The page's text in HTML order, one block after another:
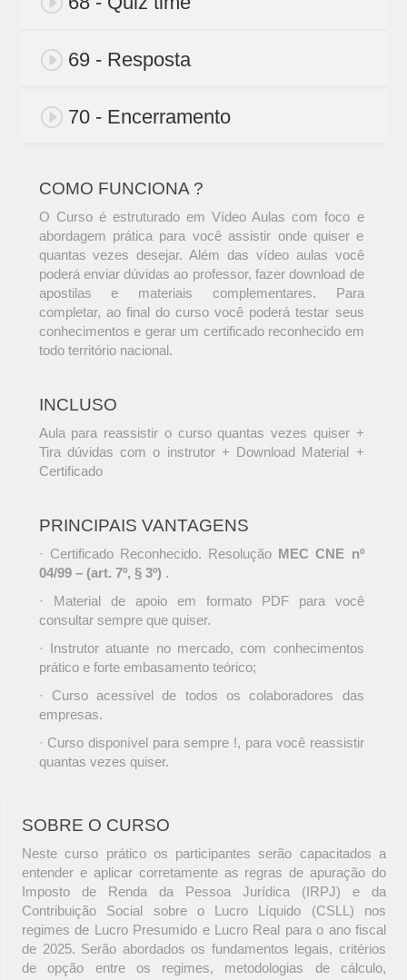
69 - Resposta
70 - Encerramento
COMO FUNCIONA ?
O Curso é estruturado em Vídeo Aulas com foco e
abordagem prática para você assistir onde quiser e
quantas vezes desejar. Além das vídeo aulas você
poderá enviar dúvidas ao professor, fazer download de
apostilas e materiais complementares. Para
completar, ao final do curso você poderá testar seus
conhecimentos e gerar um certificado reconhecido em
todo território nacional.
INCLUSO
Aula para reassistir o curso quantas vezes quiser +
Tira dúvidas com o instrutor + Download Material +
Certificado
PRINCIPAIS VANTAGENS
· Certificado Reconhecido. Resolução MEC CNE nº
04/99 – (art. 7º, § 3º) .
· Material de apoio em formato PDF para você
consultar sempre que quiser.
· Instrutor atuante no mercado, com conhecimentos
prático e forte embasamento teórico;
· Curso acessível de todos os colaboradores das
empresas.
· Curso disponível para sempre !, para você reassistir
quantas vezes quiser.
SOBRE O CURSO
Neste curso prático os participantes serão capacitados a
entender e aplicar corretamente as regras de apuração do
Imposto de Renda da Pessoa Jurídica (IRPJ) e da
Contribuição Social sobre o Lucro Líquido (CSLL) nos
regimes de Lucro Presumido e Lucro Real para o ano fiscal
de 2025. Serão abordados os fundamentos legais, critérios
de opção entre os regimes, metodologias de cálculo,